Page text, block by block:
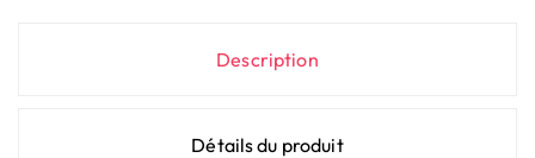
Description
Détails du produit